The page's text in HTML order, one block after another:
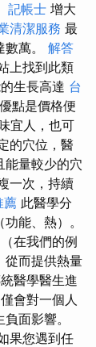
記帳士 增大
清潔服務 最
萬。 解答
上找到此類
生長高達 台
點是價格便
宜人，也可
的穴位，醫
能量較少的穴
一次，持續
薦 此醫學分
能、熱）。
在我們的例
從而提供熱量
醫學醫生進
會對一個人
面影響。
果您遇到任